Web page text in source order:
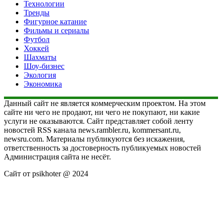
Технологии
Тренды
Фигурное катание
Фильмы и сериалы
Футбол
Хоккей
Шахматы
Шоу-бизнес
Экология
Экономика
Данный сайт не является коммерческим проектом. На этом
сайте ни чего не продают, ни чего не покупают, ни какие
услуги не оказываются. Сайт представляет собой ленту
новостей RSS канала news.rambler.ru, kommersant.ru,
newsru.com. Материалы публикуются без искажения,
ответственность за достоверность публикуемых новостей
Администрация сайта не несёт.
Сайт от psikhoter @ 2024